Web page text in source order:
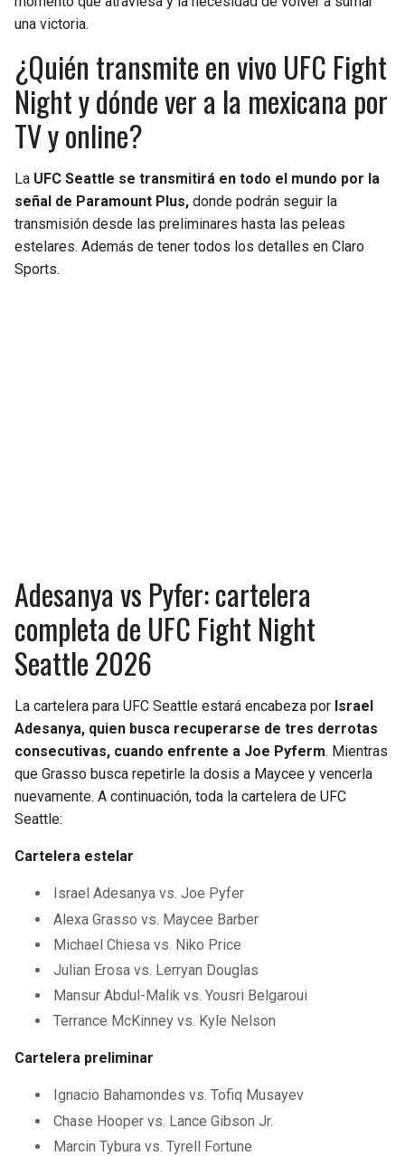
una victoria.
¿Quién transmite en vivo UFC Fight
Night y dónde ver a la mexicana por
TV y online?
La UFC Seattle se transmitirá en todo el mundo por la
señal de Paramount Plus, donde podrán seguir la
transmisión desde las preliminares hasta las peleas
estelares. Además de tener todos los detalles en Claro
Sports.
Adesanya vs Pyfer: cartelera
completa de UFC Fight Night
Seattle 2026
La cartelera para UFC Seattle estará encabeza por Israel
Adesanya, quien busca recuperarse de tres derrotas
consecutivas, cuando enfrente a Joe Pyferm. Mientras
que Grasso busca repetirle la dosis a Maycee y vencerla
nuevamente. A continuación, toda la cartelera de UFC
Seattle:
Cartelera estelar
Israel Adesanya vs. Joe Pyfer
Alexa Grasso vs. Maycee Barber
Michael Chiesa vs. Niko Price
Julian Erosa vs. Lerryan Douglas
Mansur Abdul-Malik vs. Yousri Belgaroui
Terrance McKinney vs. Kyle Nelson
Cartelera preliminar
Ignacio Bahamondes vs. Tofiq Musayev
Chase Hooper vs. Lance Gibson Jr.
Marcin Tybura vs. Tyrell Fortune